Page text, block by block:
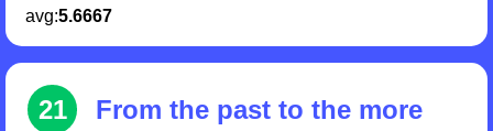
avg:5.6667
21
From the past to the more